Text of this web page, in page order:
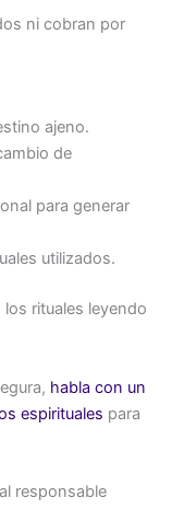
ni cobran por
ajeno.
de
para generar
utilizados.
rituales leyendo
habla con un
espirituales para
responsable